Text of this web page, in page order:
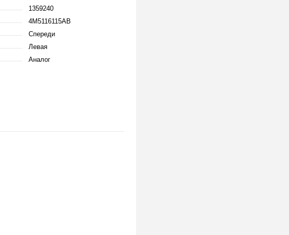
1359240
4M5116115AB
Спереди
Левая
Аналог